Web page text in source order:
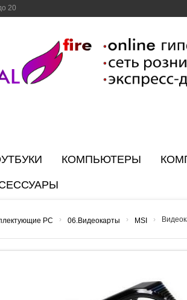
20
КОМПЬЮТЕРЫ
PC › 06.Видеокарты › MSI ›